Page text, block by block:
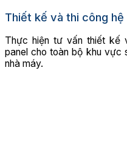
Thiết kế và thi công hệ
Thực hiện tư vấn thiết kế
panel cho toàn bộ khu
nhà máy.